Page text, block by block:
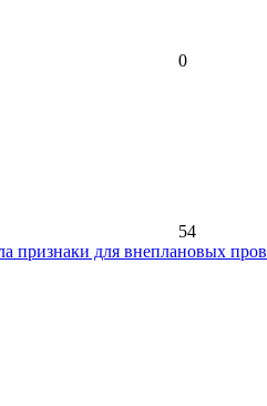
0
54
признаки для внеплановых